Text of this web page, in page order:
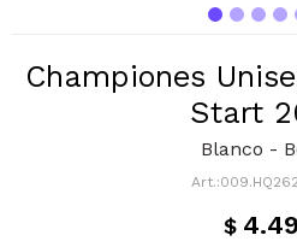
Championes
Start
Blanco -
$